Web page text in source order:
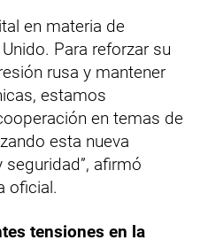
en materia de
Para reforzar su
rusa y mantener
estamos
en temas de
esta nueva
afirmó
oficial.
tensiones en la